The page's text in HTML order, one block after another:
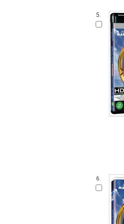
5.
6.